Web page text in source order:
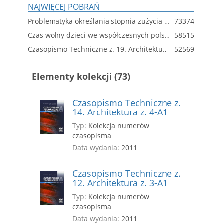
NAJWIĘCEJ POBRAŃ
Problematyka określania stopnia zużycia technicznego budynków wielkopłytowych 73374
Czas wolny dzieci we współczesnych polskich miastach. Wprowadzenie do poszukiwań optymalnych rozwiązań przestrzennych 58515
Czasopismo Techniczne z. 19. Architektura z. 6-A
52569
Elementy kolekcji (73)
Czasopismo Techniczne z.
14. Architektura z. 4-A1
Typ: Kolekcja numerów
czasopisma
Data wydania: 2011
Czasopismo Techniczne z.
12. Architektura z. 3-A1
Typ: Kolekcja numerów
czasopisma
Data wydania: 2011